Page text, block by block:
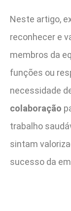
Neste artigo,
reconhecer e
membros da
funções ou
necessidade
colaboração
trabalho
sintam
sucesso da